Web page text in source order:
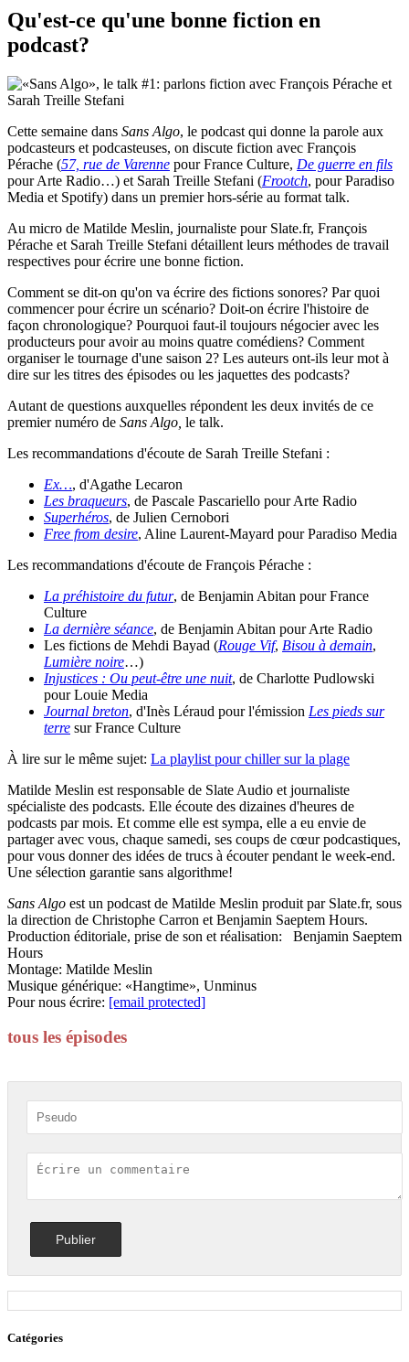
Qu'est-ce qu'une bonne fiction en
podcast?
Cette semaine dans Sans Algo, le podcast qui donne la parole aux
podcasteurs et podcasteuses, on discute fiction avec François
Pérache (57, rue de Varenne pour France Culture, De guerre en fils
pour Arte Radio…) et Sarah Treille Stefani (Frootch, pour Paradiso
Media et Spotify) dans un premier hors-série au format talk.
Au micro de Matilde Meslin, journaliste pour Slate.fr, François
Pérache et Sarah Treille Stefani détaillent leurs méthodes de travail
respectives pour écrire une bonne fiction.
Comment se dit-on qu'on va écrire des fictions sonores? Par quoi
commencer pour écrire un scénario? Doit-on écrire l'histoire de
façon chronologique? Pourquoi faut-il toujours négocier avec les
producteurs pour avoir au moins quatre comédiens? Comment
organiser le tournage d'une saison 2? Les auteurs ont-ils leur mot à
dire sur les titres des épisodes ou les jaquettes des podcasts?
Autant de questions auxquelles répondent les deux invités de ce
premier numéro de Sans Algo, le talk.
Les recommandations d'écoute de Sarah Treille Stefani :
Ex…, d'Agathe Lecaron
Les braqueurs, de Pascale Pascariello pour Arte Radio
Superhéros, de Julien Cernobori
Free from desire, Aline Laurent-Mayard pour Paradiso Media
Les recommandations d'écoute de François Pérache :
La préhistoire du futur, de Benjamin Abitan pour France
Culture
La dernière séance, de Benjamin Abitan pour Arte Radio
Les fictions de Mehdi Bayad (Rouge Vif, Bisou à demain,
Lumière noire…)
Injustices : Ou peut-être une nuit, de Charlotte Pudlowski
pour Louie Media
Journal breton, d'Inès Léraud pour l'émission Les pieds sur
terre sur France Culture
À lire sur le même sujet: La playlist pour chiller sur la plage
Matilde Meslin est responsable de Slate Audio et journaliste
spécialiste des podcasts. Elle écoute des dizaines d'heures de
podcasts par mois. Et comme elle est sympa, elle a eu envie de
partager avec vous, chaque samedi, ses coups de cœur podcastiques,
pour vous donner des idées de trucs à écouter pendant le week-end.
Une sélection garantie sans algorithme!
Sans Algo est un podcast de Matilde Meslin produit par Slate.fr, sous
la direction de Christophe Carron et Benjamin Saeptem Hours.
Production éditoriale, prise de son et réalisation: Benjamin Saeptem
Hours
Montage: Matilde Meslin
Musique générique: «Hangtime», Unminus
Pour nous écrire: [email protected]
tous les épisodes
Catégories